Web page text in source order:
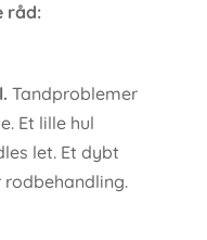
råd:
Tandproblemer
Et lille hul
let. Et dybt